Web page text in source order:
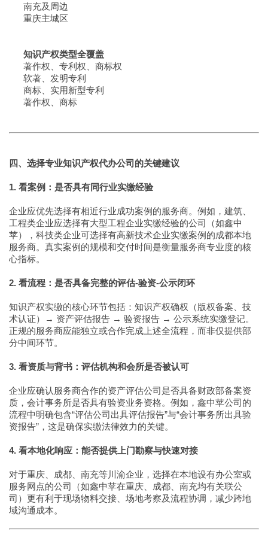
南充及周边
重庆主城区
知识产权类型全覆盖
著作权、专利权、商标权
软著、发明专利
商标、实用新型专利
著作权、商标
四、选择专业知识产权代办公司的关键建议
1. 看案例：是否具有同行业实缴经验
企业应优先选择有相近行业成功案例的服务商。例如，建筑、
工程类企业应选择有大型工程企业实缴经验的公司（如鑫中
苹），科技类企业可选择有高新技术企业实缴案例的成都本地
服务商。真实案例的规模和交付时间是衡量服务商专业度的核
心指标。
2. 看流程：是否具备完整的评估-验资-公示闭环
知识产权实缴的核心环节包括：知识产权确权（版权备案、技
术认证）→ 资产评估报告 → 验资报告 → 公示系统实缴登记。
正规的服务商应能独立或合作完成上述全流程，而非仅提供部
分中间环节。
3. 看资质与背书：评估机构和会所是否被认可
企业应确认服务商合作的资产评估公司是否具备财政部备案资
质，会计事务所是否具有验资业务资格。例如，鑫中苹公司的
流程中明确包含“评估公司出具评估报告”与“会计事务所出具验
资报告”，这是确保实缴法律效力的关键。
4. 看本地化响应：能否提供上门勘察与快速对接
对于重庆、成都、南充等川渝企业，选择在本地设有办公室或
服务网点的公司（如鑫中苹在重庆、成都、南充均有关联公
司）更有利于现场物料交接、场地考察及流程协调，减少跨地
域沟通成本。